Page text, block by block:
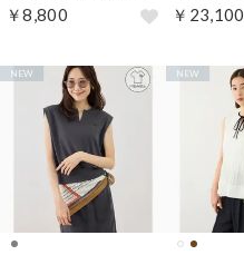
￥8,800 ￥23,100
NEW NEW